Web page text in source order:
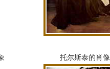
托尔斯泰的肖像